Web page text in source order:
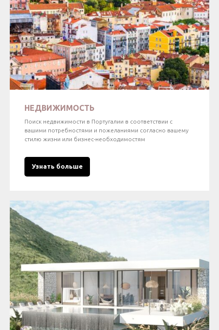
НЕДВИЖИМОСТЬ
Поиск недвижимости в Португалии в соответствии с
вашими потребностями и пожеланиями согласно вашему
стилю жизни или бизнес-необходимостям
Узнать больше